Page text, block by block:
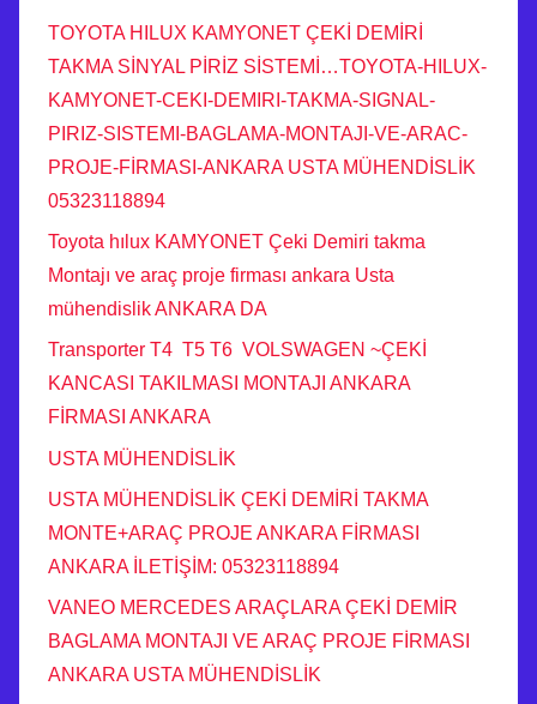
TOYOTA HILUX KAMYONET ÇEKİ DEMİRİ
TAKMA SİNYAL PİRİZ SİSTEMİ…TOYOTA-HILUX-
KAMYONET-CEKI-DEMIRI-TAKMA-SIGNAL-
PIRIZ-SISTEMI-BAGLAMA-MONTAJI-VE-ARAC-
PROJE-FİRMASI-ANKARA USTA MÜHENDİSLİK
05323118894
Toyota hılux KAMYONET Çeki Demiri takma
Montajı ve araç proje firması ankara Usta
mühendislik ANKARA DA
Transporter T4 T5 T6 VOLSWAGEN ~ÇEKİ
KANCASI TAKILMASI MONTAJI ANKARA
FİRMASI ANKARA
USTA MÜHENDİSLİK
USTA MÜHENDİSLİK ÇEKİ DEMİRİ TAKMA
MONTE+ARAÇ PROJE ANKARA FİRMASI
ANKARA İLETİŞİM: 05323118894
VANEO MERCEDES ARAÇLARA ÇEKİ DEMİR
BAGLAMA MONTAJI VE ARAÇ PROJE FİRMASI
ANKARA USTA MÜHENDİSLİK